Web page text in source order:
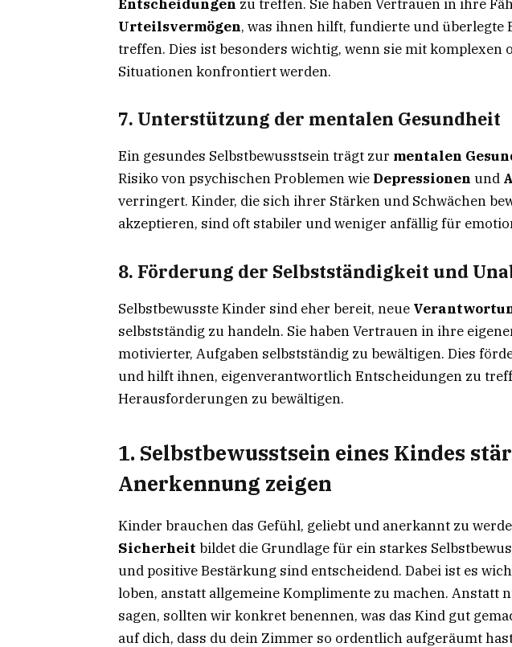
Entscheidungen zu treffen. Sie haben Vertrauen in ihre
Urteilsvermögen, was ihnen hilft, fundierte und überlegte
treffen. Dies ist besonders wichtig, wenn sie mit komplexen
Situationen konfrontiert werden.
7. Unterstützung der mentalen Gesundheit
Ein gesundes Selbstbewusstsein trägt zur mentalen
Risiko von psychischen Problemen wie Depressionen und
verringert. Kinder, die sich ihrer Stärken und Schwächen
akzeptieren, sind oft stabiler und weniger anfällig für
8. Förderung der Selbstständigkeit und
Selbstbewusste Kinder sind eher bereit, neue
selbstständig zu handeln. Sie haben Vertrauen in ihre
motivierter, Aufgaben selbstständig zu bewältigen. Dies
und hilft ihnen, eigenverantwortlich Entscheidungen zu
Herausforderungen zu bewältigen.
1. Selbstbewusstsein eines Kindes
Anerkennung zeigen
Kinder brauchen das Gefühl, geliebt und anerkannt zu
Sicherheit bildet die Grundlage für ein starkes
und positive Bestärkung sind entscheidend. Dabei ist es
loben, anstatt allgemeine Komplimente zu machen. Anstatt
sagen, sollten wir konkret benennen, was das Kind gut
auf dich, dass du dein Zimmer so ordentlich aufgeräumt